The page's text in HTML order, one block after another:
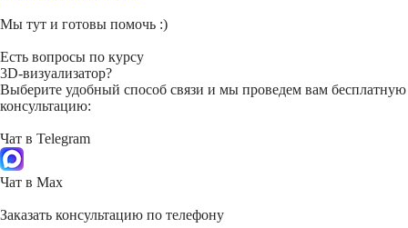
Мы тут и готовы помочь :)
Есть вопросы по курсу
3D-визуализатор?
Выберите удобный способ связи и мы проведем вам бесплатную
консультацию:
Чат в Telegram
Чат в Max
Заказать консультацию по телефону